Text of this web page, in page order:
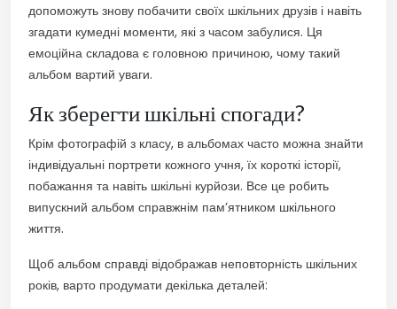
допоможуть знову побачити своїх шкільних друзів і навіть
згадати кумедні моменти, які з часом забулися. Ця
емоційна складова є головною причиною, чому такий
альбом вартий уваги.
Як зберегти шкільні спогади?
Крім фотографій з класу, в альбомах часто можна знайти
індивідуальні портрети кожного учня, їх короткі історії,
побажання та навіть шкільні курйози. Все це робить
випускний альбом справжнім пам’ятником шкільного
життя.
Щоб альбом справді відображав неповторність шкільних
років, варто продумати декілька деталей: